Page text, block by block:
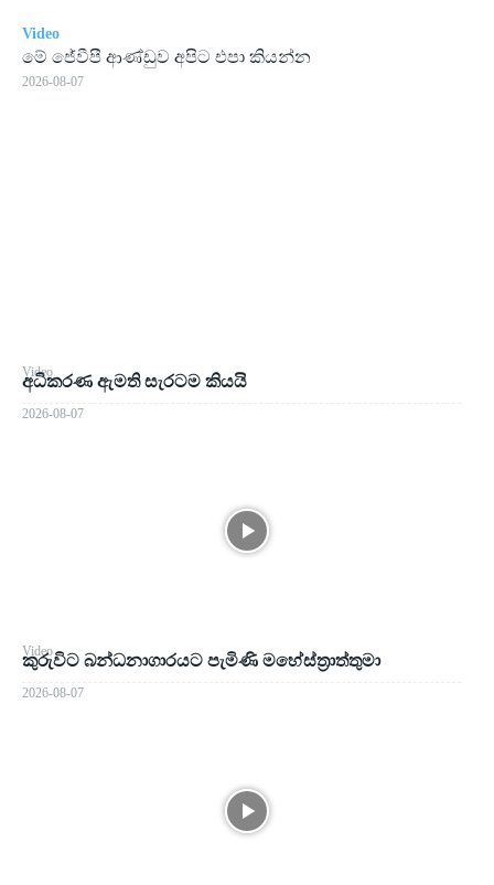
Video
අධිකරණ ඇමති සැරටම කියයි
2026-08-07
Video
කුරුවිට බන්ධනාගාරයට පැමිණි මහේස්ත්‍රාත්තුමා
2026-08-07
Video
මේ ජේවීපී ආණ්ඩුව අපිට එපා කියන්න
2026-08-07